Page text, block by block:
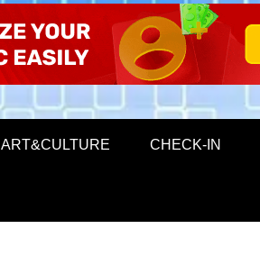
ART&CULTURE CHECK-IN